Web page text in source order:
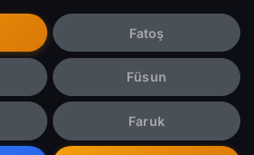
Fatoş
Füsun
Faruk